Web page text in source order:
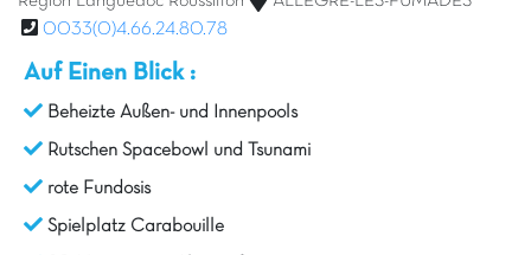
0033(0)4.66.24.80.78
Auf Einen Blick :
Beheizte Außen- und Innenpools
Rutschen Spacebowl und Tsunami
rote Fundosis
Spielplatz Carabouille